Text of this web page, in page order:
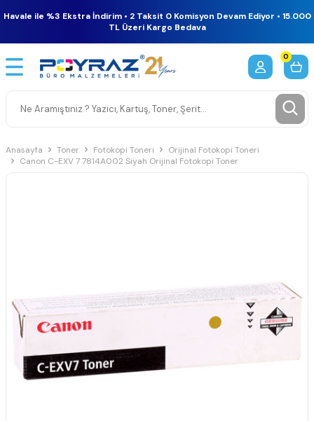
Havale ile %3 Ekstra İndirim • 2 Taksit 0 Komisyon Devam Ediyor • 15.000
TL Üzeri Kargo Bedava
0
Anasayfa Toner Fotokopi Toneri
Orijinal Fotokopi Toneri
Canon C-EXV 7 7814A002 Siyah Orijinal Fotokopi Toner